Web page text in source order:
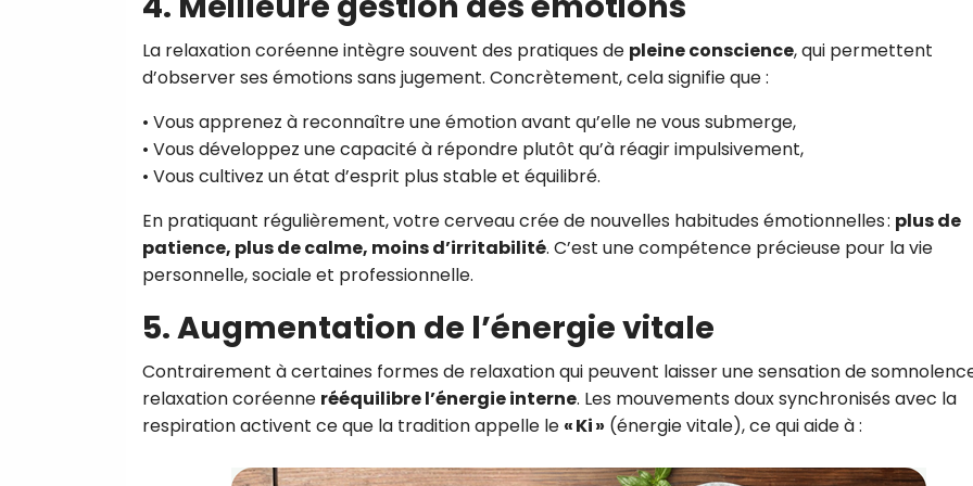
La relaxation coréenne intègre souvent des pratiques de pleine conscience, qui permettent
d’observer ses émotions sans jugement. Concrètement, cela signifie que :
• Vous apprenez à reconnaître une émotion avant qu’elle ne vous submerge,
• Vous développez une capacité à répondre plutôt qu’à réagir impulsivement,
• Vous cultivez un état d’esprit plus stable et équilibré.
En pratiquant régulièrement, votre cerveau crée de nouvelles habitudes émotionnelles : plus de
patience, plus de calme, moins d’irritabilité. C’est une compétence précieuse pour la vie
personnelle, sociale et professionnelle.
5. Augmentation de l’énergie vitale
Contrairement à certaines formes de relaxation qui peuvent laisser une sensation de
relaxation coréenne rééquilibre l’énergie interne. Les mouvements doux synchronisés avec la
respiration activent ce que la tradition appelle le « Ki » (énergie vitale), ce qui aide à :